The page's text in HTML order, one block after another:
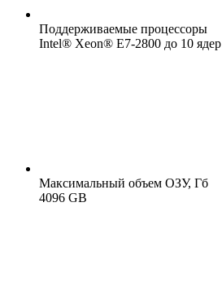
Поддерживаемые процессоры
Intel® Xeon® E7-2800 до 10 ядер
Максимальный объем ОЗУ, Гб
4096 GB